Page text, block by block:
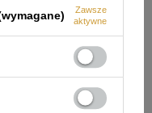
800 m³/h
zł
Zawsze
aktywne